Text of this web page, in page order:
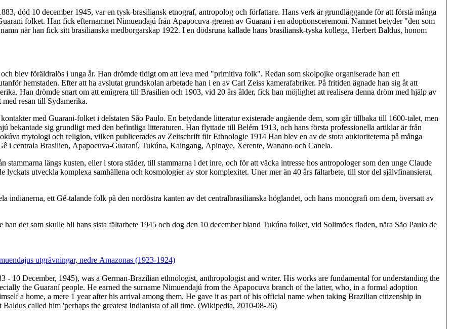
död 10 december 1945, var en tysk-brasiliansk etnograf, antropolog och författare. Hans verk är grundläggande för att förstå många
folket. Han fick efternamnet Nimuendajú från Apapocuva-grenen av Guarani i en adoptionsceremoni. Namnet betyder "den som
när han fick sitt brasilianska medborgarskap 1922. I en dödsruna kallade hans brasiliansk-tyska kollega, Herbert Baldus, honom
blev föräldralös i unga år. Han drömde tidigt om att leva med "primitiva folk". Redan som skolpojke organiserade han ett
hemstaden. Efter att ha avslutat grundskolan arbetade han i en av Carl Zeiss kamerafabriker. På fritiden ägnade han sig åt att
Han drömde snart om att emigrera till Brasilien och 1903, vid 20 års ålder, fick han möjlighet att realisera denna dröm med hjälp av
resan till Sydamerika.
med Guarani-folket i delstaten São Paulo. En betydande litteratur existerade angående dem, som går tillbaka till 1600-talet, men
bekantade sig grundligt med den befintliga litteraturen. Han flyttade till Belém 1913, och hans första professionella artiklar är från
vilken publicerades av Zeitschrift für Ethnologie 1914 Han blev en av de stora auktoriteterna på många
ursprungsbefolkningar, särskilt de som räknades till gruppen Gê i centrala Brasilien, Apapocuva-Guaraní, Tukúna, Kaingang, Apinaye, Xerente, Wanano och Canela.
stammarna längs kusten, eller i stora städer, till stammarna i det inre, och för att väcka intresse hos antropologer som den unge Claude
lyckats utveckla komplexa samhällena och kosmologier av stor komplexitet. Uner mer än 40 års fältarbete, till stor del självfinansierat,
indianerna, ett Gê-talande folk på den nordöstra kanten av det centralbrasilianska höglandet, och hans monografi om dem, översatt av
det som skulle bli hans sista fältarbete 1945 och dog den 10 december bland Tukúna folket, vid Solimões floden, nära São Paulo de
utgrävningar, nedre Amazonas (1923-1924)
10 December, 1945), was a German-Brazilian ethnologist, anthropologist and writer. His works are fundamental for understanding the
the Guaraní people. He earned the surname Nimuendajú from the Apapocuva branch of the latter, who, in a formal adoption
a home, a mere 1 year after his arrival among them. He gave it as part of his official name when taking Brazilian citizenship in
called him 'perhaps the greatest Indianista of all time. (Wikipedia, 2010-08-26)